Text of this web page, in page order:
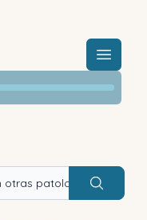
Menú
Buscar